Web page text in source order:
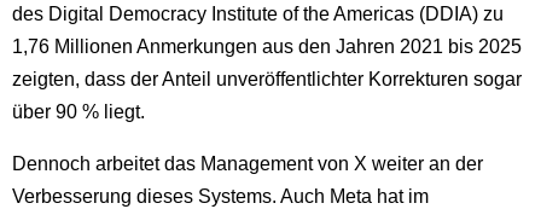
des Digital Democracy Institute of the Americas (DDIA) zu
1,76 Millionen Anmerkungen aus den Jahren 2021 bis 2025
zeigten, dass der Anteil unveröffentlichter Korrekturen sogar
über 90 % liegt.
Dennoch arbeitet das Management von X weiter an der
Verbesserung dieses Systems. Auch Meta hat im